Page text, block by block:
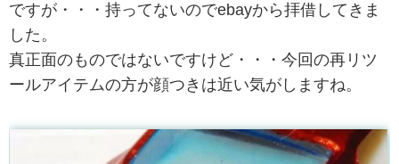
ですが・・・持ってないのでebayから拝借してきま
した。
真正面のものではないですけど・・・今回の再リツ
ールアイテムの方が顔つきは近い気がしますね。